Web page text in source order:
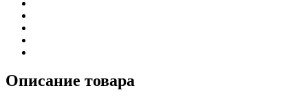
Описание товара